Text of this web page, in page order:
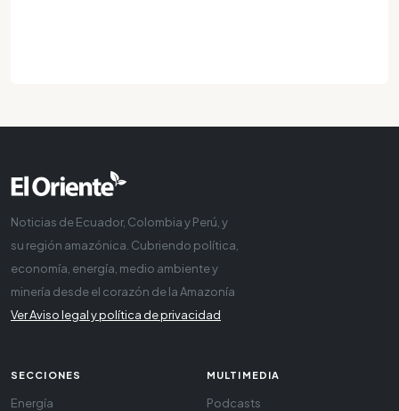
Noticias de Ecuador, Colombia y Perú, y
su región amazónica. Cubriendo política,
economía, energía, medio ambiente y
minería desde el corazón de la Amazonía
Ver Aviso legal y política de privacidad
SECCIONES
Energía
MULTIMEDIA
Podcasts